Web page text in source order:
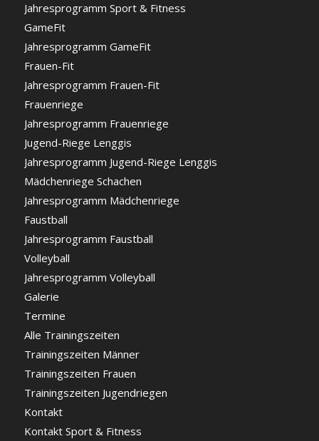
Jahresprogramm Sport & Fitness
GameFit
Jahresprogramm GameFit
Frauen-Fit
Jahresprogramm Frauen-Fit
Frauenriege
Jahresprogramm Frauenriege
Jugend-Riege Lenggis
Jahresprogramm Jugend-Riege Lenggis
Mädchenriege Schachen
Jahresprogramm Mädchenriege
Faustball
Jahresprogramm Faustball
Volleyball
Jahresprogramm Volleyball
Galerie
Termine
Alle Trainingszeiten
Trainingszeiten Männer
Trainingszeiten Frauen
Trainingszeiten Jugendriegen
Kontakt
Kontakt Sport & Fitness